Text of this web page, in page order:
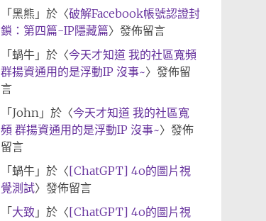
「 黑熊 」於〈破解Facebook帳號認證封
鎖：第四篇-IP隱藏篇〉發佈留言
「 蝸牛」於〈今天才知道 我的社區寬頻
群揚資通用的是浮動IP 沒事~〉發佈留
言
「 John」於〈今天才知道 我的社區寬
頻 群揚資通用的是浮動IP 沒事~〉發佈
留言
「 蝸牛」於〈[ChatGPT] 4o的圖片視
覺測試〉發佈留言
「 大致 」於〈[ChatGPT] 4o的圖片視